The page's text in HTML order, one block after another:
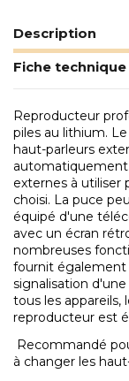
Description
Fiche technique
Reproducteur
piles au lithium.
haut-parleurs
automatiquement
externes à utiliser
choisi. La puce
équipé d'une
avec un écran
nombreuses
fournit également
signalisation
tous les
reproducteur est
Recommandé
à changer les